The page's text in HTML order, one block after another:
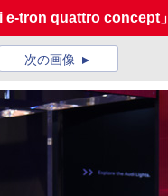
e-tron quattro concept」
次の画像